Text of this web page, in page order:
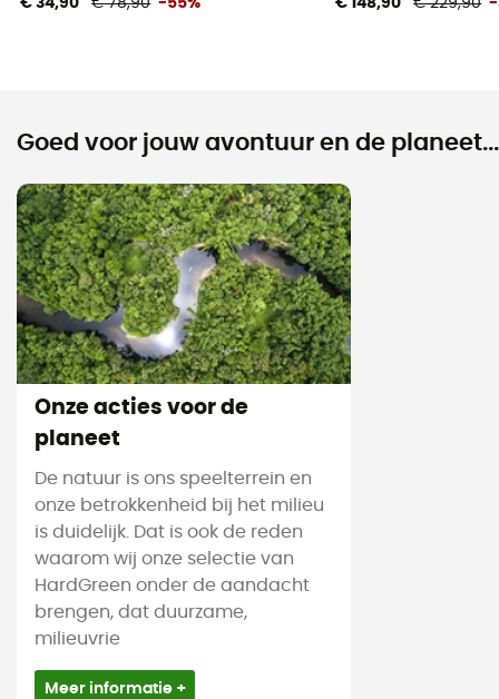
Goed voor jouw avontuur en de planeet...
Onze acties voor de
planeet
De natuur is ons speelterrein en
onze betrokkenheid bij het milieu
is duidelijk. Dat is ook de reden
waarom wij onze selectie van
HardGreen onder de aandacht
brengen, dat duurzame,
milieuvrie
Meer informatie +